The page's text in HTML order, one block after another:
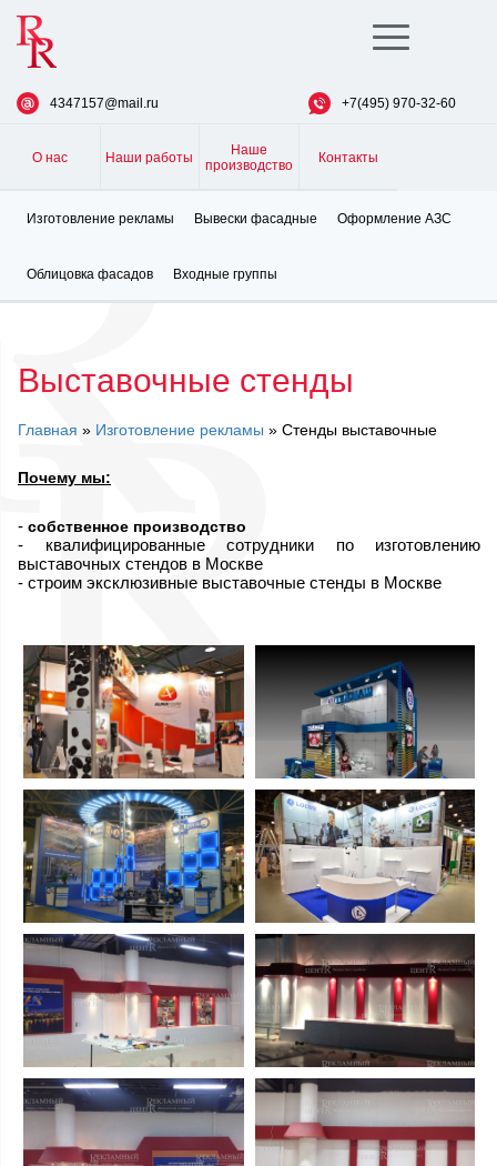
Toggle
navigation
4347157@mail.ru +7(495) 970-32-60
О нас Наши работы
Наше
производство
Контакты
Изготовление рекламы Вывески фасадные Оформление АЗС
Облицовка фасадов Входные группы
Выставочные стенды
Главная » Изготовление рекламы » Стенды выставочные
Почему мы:
- собственное производство
- квалифицированные сотрудники по изготовлению
выставочных стендов в Москве
- строим эксклюзивные выставочные стенды в Москве